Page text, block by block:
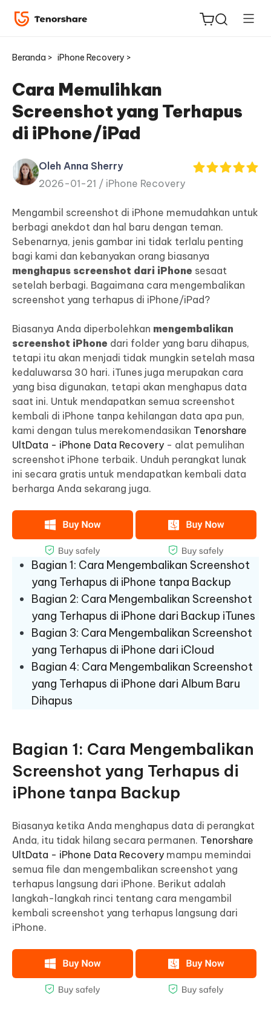
ReiBoot
untuk
iOS
Tenorshare
iAnyGo
Beranda > iPhone Recovery >
Cara Memulihkan
Screenshot yang Terhapus
di iPhone/iPad
Oleh Anna Sherry
2026-01-21 / iPhone Recovery
Mengambil screenshot di iPhone memudahkan untuk
berbagi anekdot dan hal baru dengan teman.
Sebenarnya, jenis gambar ini tidak terlalu penting
bagi kami dan kebanyakan orang biasanya
menghapus screenshot dari iPhone sesaat
setelah berbagi. Bagaimana cara mengembalikan
screenshot yang terhapus di iPhone/iPad?
Biasanya Anda diperbolehkan mengembalikan
screenshot iPhone dari folder yang baru dihapus,
tetapi itu akan menjadi tidak mungkin setelah masa
kedaluwarsa 30 hari. iTunes juga merupakan cara
yang bisa digunakan, tetapi akan menghapus data
saat ini. Untuk mendapatkan semua screenshot
kembali di iPhone tanpa kehilangan data apa pun,
kami dengan tulus merekomendasikan Tenorshare
UltData - iPhone Data Recovery - alat pemulihan
screenshot iPhone terbaik. Unduh perangkat lunak
ini secara gratis untuk mendapatkan kembali data
berharga Anda sekarang juga.
Bagian 1: Cara Mengembalikan Screenshot
yang Terhapus di iPhone tanpa Backup
Bagian 2: Cara Mengembalikan Screenshot
yang Terhapus di iPhone dari Backup iTunes
Bagian 3: Cara Mengembalikan Screenshot
yang Terhapus di iPhone dari iCloud
Bagian 4: Cara Mengembalikan Screenshot
yang Terhapus di iPhone dari Album Baru
Dihapus
Bagian 1: Cara Mengembalikan
Screenshot yang Terhapus di
iPhone tanpa Backup
Biasanya ketika Anda menghapus data di perangkat
Anda, itu tidak hilang secara permanen. Tenorshare
UltData - iPhone Data Recovery mampu memindai
semua file dan mengembalikan screenshot yang
terhapus langsung dari iPhone. Berikut adalah
langkah-langkah rinci tentang cara mengambil
kembali screenshot yang terhapus langsung dari
iPhone.